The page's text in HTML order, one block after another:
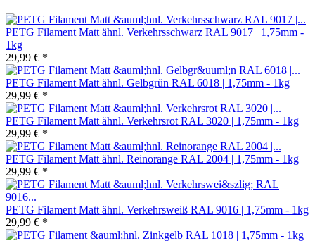
PETG Filament Matt ähnl. Verkehrsschwarz RAL 9017 | 1,75mm -
1kg
29,99 € *
PETG Filament Matt ähnl. Gelbgrün RAL 6018 | 1,75mm - 1kg
29,99 € *
PETG Filament Matt ähnl. Verkehrsrot RAL 3020 | 1,75mm - 1kg
29,99 € *
PETG Filament Matt ähnl. Reinorange RAL 2004 | 1,75mm - 1kg
29,99 € *
PETG Filament Matt ähnl. Verkehrsweiß RAL 9016 | 1,75mm - 1kg
29,99 € *